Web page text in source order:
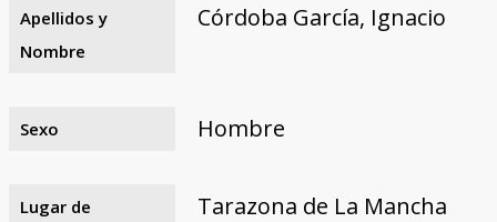
Razones y objetivos
El equipo
Colaboradores
Fuentes documentales
Apellidos y
Nombre
Córdoba García, Ignacio
Sexo Hombre
Lugar de
Tarazona de La Mancha